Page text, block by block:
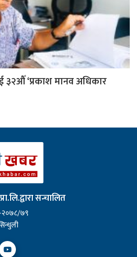
३२औँ ‘प्रकाश मानव अधिकार
सन्चालित
२०७८/७९